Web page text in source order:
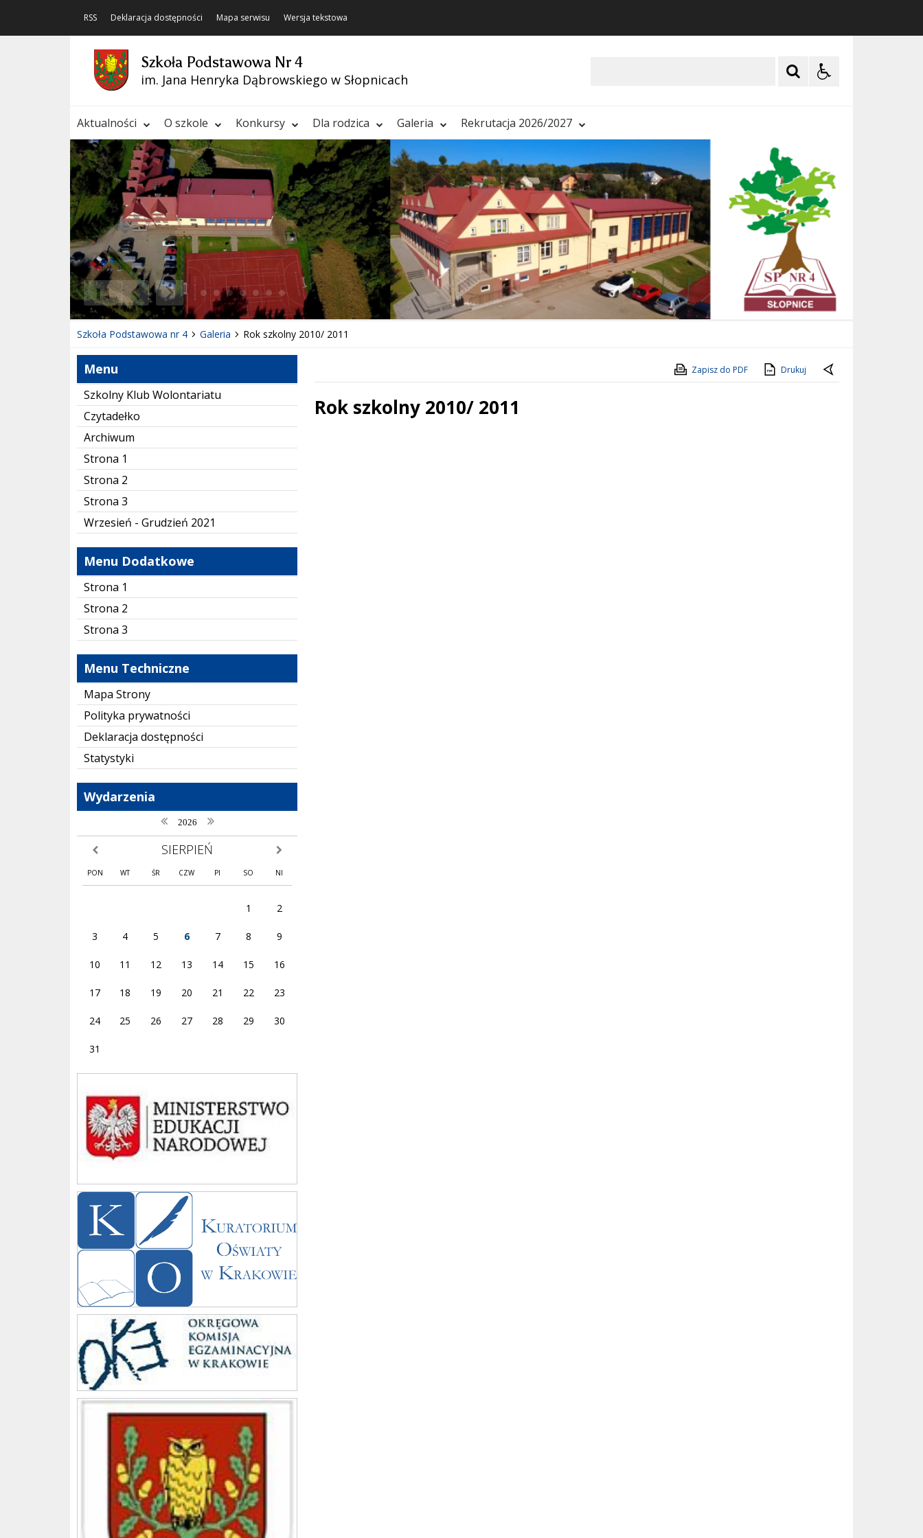
RSS Deklaracja dostępności Mapa serwisu Wersja tekstowa
Szkoła Podstawowa Nr 4
im. Jana Henryka Dąbrowskiego w Słopnicach
Aktualności O szkole Konkursy Dla rodzica Galeria Rekrutacja 2026/2027
Poprzedni Element
Następny Element
❚❚
Szkoła Podstawowa nr 4 Galeria Rok szkolny 2010/ 2011
Menu
Szkolny Klub Wolontariatu
Czytadełko
Archiwum
Strona 1
Strona 2
Strona 3
Wrzesień - Grudzień 2021
Menu Dodatkowe
Strona 1
Strona 2
Strona 3
Menu Techniczne
Mapa Strony
Polityka prywatności
Deklaracja dostępności
Statystyki
Wydarzenia
poprzedni rok
2026 następny rok
poprzedni miesiąc SIERPIEŃ następny miesiąc
PON WT ŚR CZW PI SO NI
1 2
3 4 5 6 7 8 9
10 11 12 13 14 15 16
17 18 19 20 21 22 23
24 25 26 27 28 29 30
31
Ministerstwo
Kuratorium
Komisja
Gmina
Zapisz do PDF Drukuj
Rok szkolny 2010/ 2011